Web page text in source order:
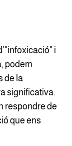
i
podem
de la
significativa.
respondre de
que ens